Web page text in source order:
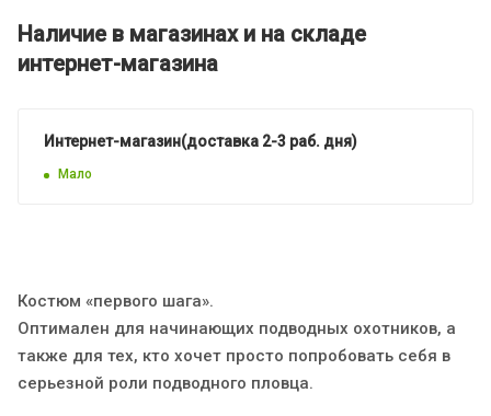
Наличие в магазинах и на складе
интернет-магазина
Интернет-магазин(доставка 2-3 раб. дня)
Мало
Костюм «первого шага».
Оптимален для начинающих подводных охотников, а
также для тех, кто хочет просто попробовать себя в
серьезной роли подводного пловца.